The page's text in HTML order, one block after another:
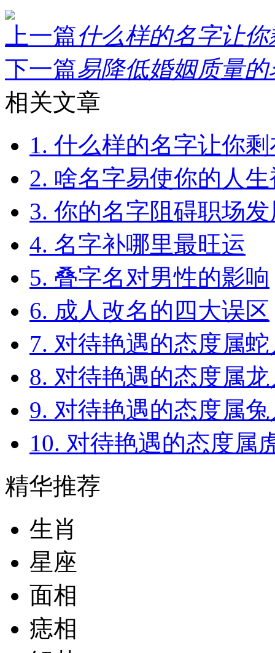
上一篇什么样的名字让
下一篇易降低婚姻质量的
相关文章
1. 什么样的名字让你
2. 啥名字易使你的人
3. 你的名字阻碍职场
4. 名字补哪里最旺运
5. 叠字名对男性的影响
6. 成人改名的四大误区
7. 对待艳遇的态度属蛇
8. 对待艳遇的态度属龙
9. 对待艳遇的态度属兔
10. 对待艳遇的态度属
精华推荐
生肖
星座
面相
痣相